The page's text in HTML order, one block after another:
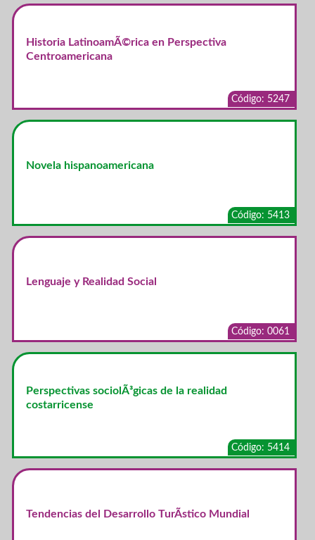
Historia LatinoamÃ©rica en Perspectiva
Centroamericana
Código: 5247
Novela hispanoamericana
Código: 5413
Lenguaje y Realidad Social
Código: 0061
Perspectivas sociolÃ³gicas de la realidad
costarricense
Código: 5414
Tendencias del Desarrollo TurÃ­stico Mundial